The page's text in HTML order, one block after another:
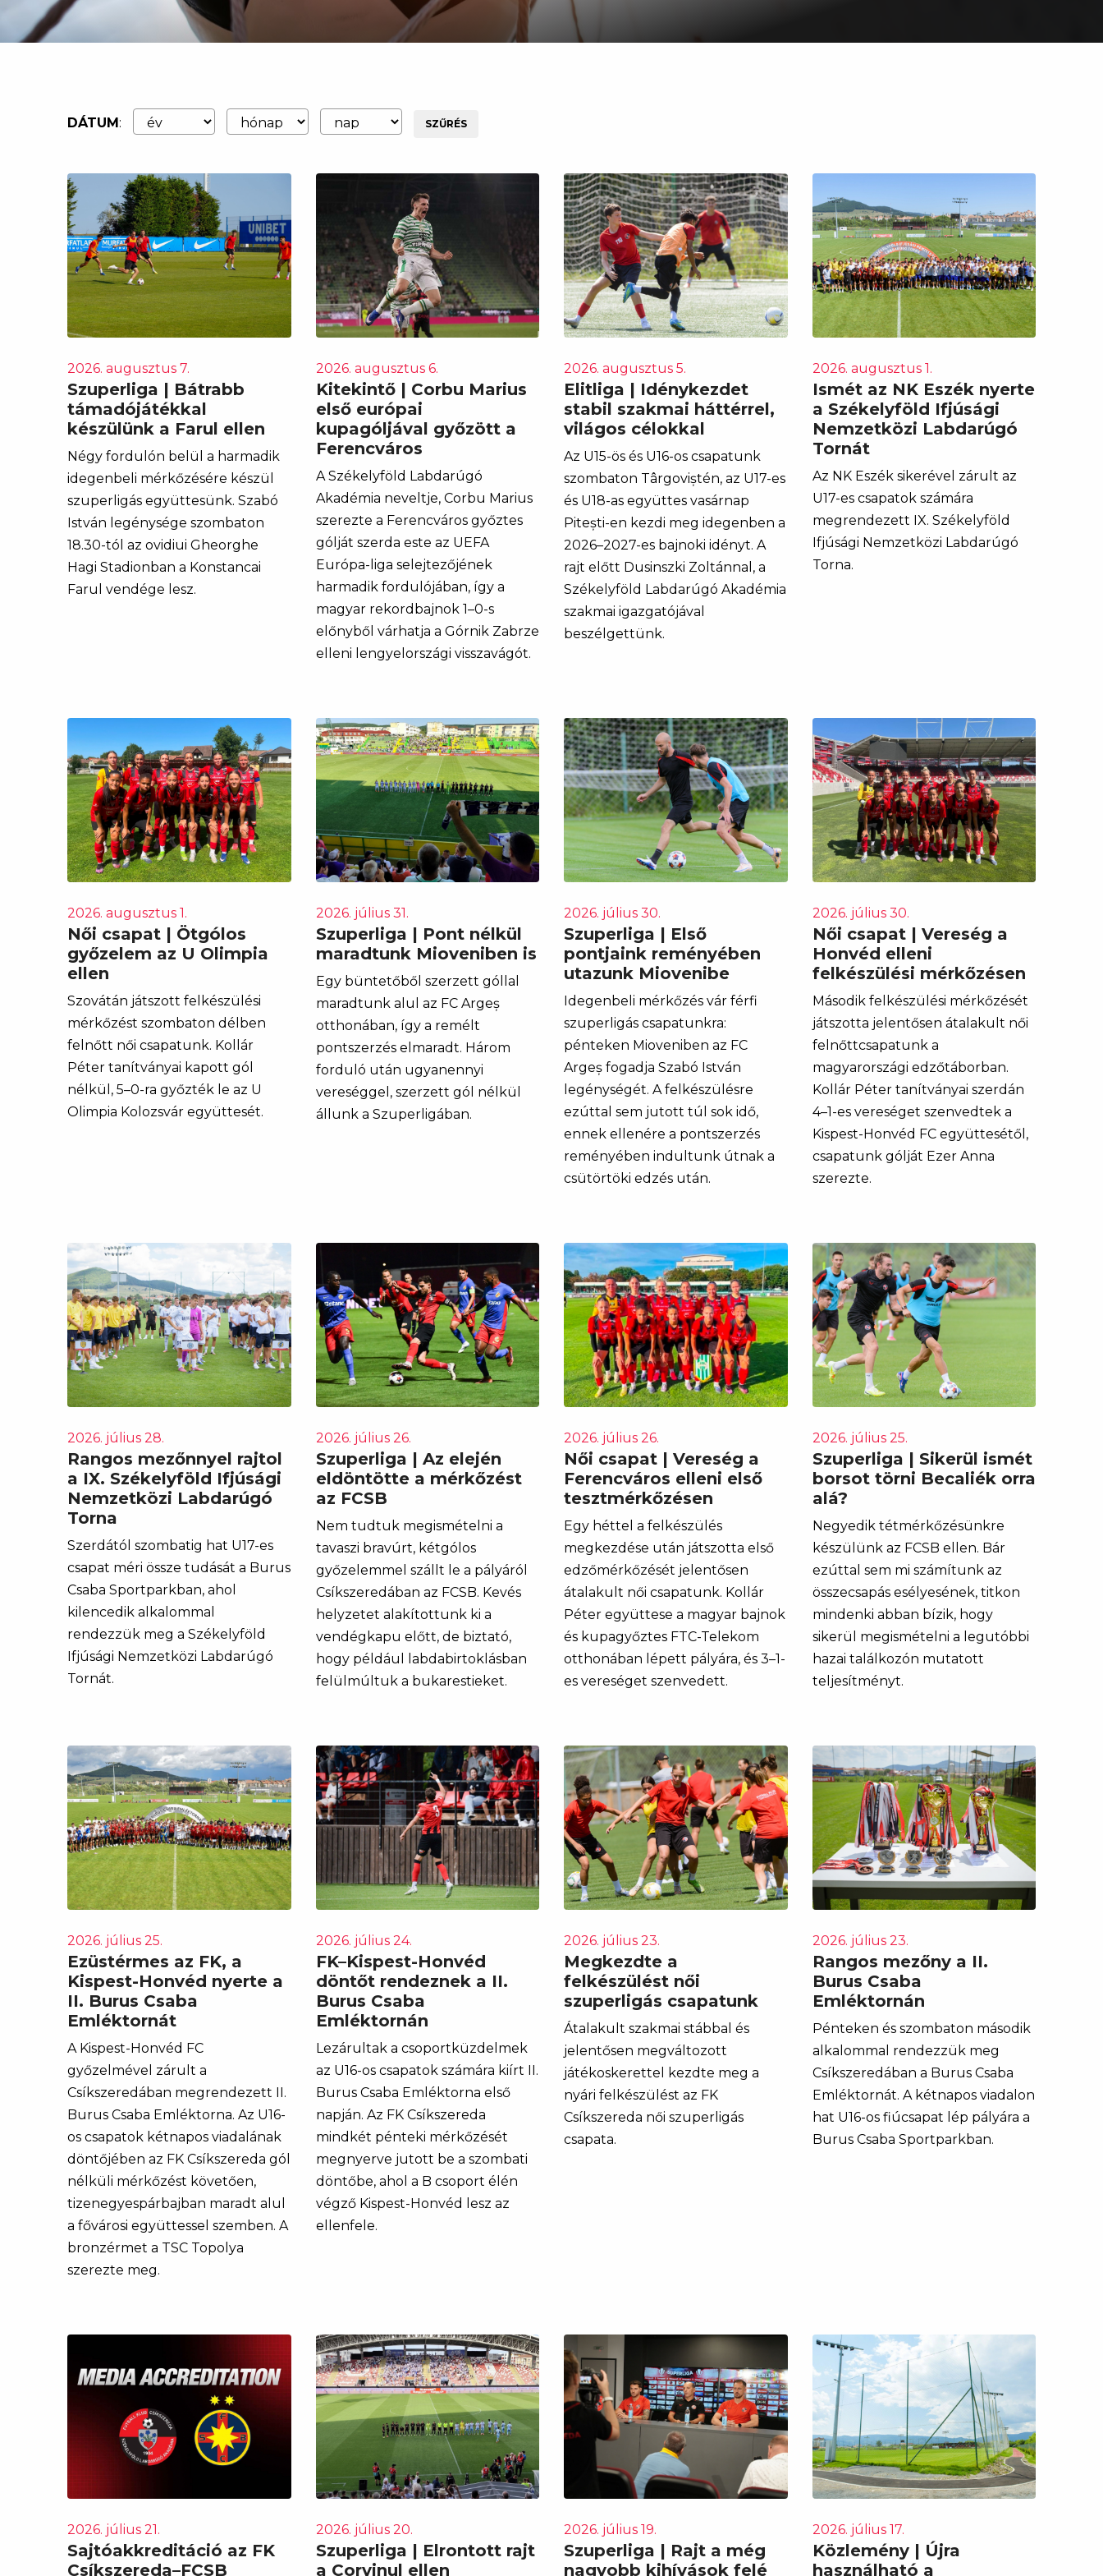
DÁTUM: SZŰRÉS
2026. augusztus 7.
Szuperliga | Bátrabb
támadójátékkal
készülünk a Farul ellen
Négy fordulón belül a harmadik
idegenbeli mérkőzésére készül
szuperligás együttesünk. Szabó
István legénysége szombaton
18.30-tól az ovidiui Gheorghe
Hagi Stadionban a Konstancai
Farul vendége lesz.
2026. augusztus 6.
Kitekintő | Corbu Marius
első európai
kupagóljával győzött a
Ferencváros
A Székelyföld Labdarúgó
Akadémia neveltje, Corbu Marius
szerezte a Ferencváros győztes
gólját szerda este az UEFA
Európa-liga selejtezőjének
harmadik fordulójában, így a
magyar rekordbajnok 1–0-s
előnyből várhatja a Górnik Zabrze
elleni lengyelországi visszavágót.
2026. augusztus 5.
Elitliga | Idénykezdet
stabil szakmai háttérrel,
világos célokkal
Az U15-ös és U16-os csapatunk
szombaton Târgoviștén, az U17-es
és U18-as együttes vasárnap
Pitești-en kezdi meg idegenben a
2026–2027-es bajnoki idényt. A
rajt előtt Dusinszki Zoltánnal, a
Székelyföld Labdarúgó Akadémia
szakmai igazgatójával
beszélgettünk.
2026. augusztus 1.
Ismét az NK Eszék nyerte
a Székelyföld Ifjúsági
Nemzetközi Labdarúgó
Tornát
Az NK Eszék sikerével zárult az
U17-es csapatok számára
megrendezett IX. Székelyföld
Ifjúsági Nemzetközi Labdarúgó
Torna.
2026. augusztus 1.
Női csapat | Ötgólos
győzelem az U Olimpia
ellen
Szovátán játszott felkészülési
mérkőzést szombaton délben
felnőtt női csapatunk. Kollár
Péter tanítványai kapott gól
nélkül, 5–0-ra győzték le az U
Olimpia Kolozsvár együttesét.
2026. július 31.
Szuperliga | Pont nélkül
maradtunk Mioveniben is
Egy büntetőből szerzett góllal
maradtunk alul az FC Argeș
otthonában, így a remélt
pontszerzés elmaradt. Három
forduló után ugyanennyi
vereséggel, szerzett gól nélkül
állunk a Szuperligában.
2026. július 30.
Szuperliga | Első
pontjaink reményében
utazunk Miovenibe
Idegenbeli mérkőzés vár férfi
szuperligás csapatunkra:
pénteken Mioveniben az FC
Argeș fogadja Szabó István
legénységét. A felkészülésre
ezúttal sem jutott túl sok idő,
ennek ellenére a pontszerzés
reményében indultunk útnak a
csütörtöki edzés után.
2026. július 30.
Női csapat | Vereség a
Honvéd elleni
felkészülési mérkőzésen
Második felkészülési mérkőzését
játszotta jelentősen átalakult női
felnőttcsapatunk a
magyarországi edzőtáborban.
Kollár Péter tanítványai szerdán
4–1-es vereséget szenvedtek a
Kispest-Honvéd FC együttesétől,
csapatunk gólját Ezer Anna
szerezte.
2026. július 28.
Rangos mezőnnyel rajtol
a IX. Székelyföld Ifjúsági
Nemzetközi Labdarúgó
Torna
Szerdától szombatig hat U17-es
csapat méri össze tudását a Burus
Csaba Sportparkban, ahol
kilencedik alkalommal
rendezzük meg a Székelyföld
Ifjúsági Nemzetközi Labdarúgó
Tornát.
2026. július 26.
Szuperliga | Az elején
eldöntötte a mérkőzést
az FCSB
Nem tudtuk megismételni a
tavaszi bravúrt, kétgólos
győzelemmel szállt le a pályáról
Csíkszeredában az FCSB. Kevés
helyzetet alakítottunk ki a
vendégkapu előtt, de biztató,
hogy például labdabirtoklásban
felülmúltuk a bukarestieket.
2026. július 26.
Női csapat | Vereség a
Ferencváros elleni első
tesztmérkőzésen
Egy héttel a felkészülés
megkezdése után játszotta első
edzőmérkőzését jelentősen
átalakult női csapatunk. Kollár
Péter együttese a magyar bajnok
és kupagyőztes FTC-Telekom
otthonában lépett pályára, és 3–1-
es vereséget szenvedett.
2026. július 25.
Szuperliga | Sikerül ismét
borsot törni Becaliék orra
alá?
Negyedik tétmérkőzésünkre
készülünk az FCSB ellen. Bár
ezúttal sem mi számítunk az
összecsapás esélyesének, titkon
mindenki abban bízik, hogy
sikerül megismételni a legutóbbi
hazai találkozón mutatott
teljesítményt.
2026. július 25.
Ezüstérmes az FK, a
Kispest-Honvéd nyerte a
II. Burus Csaba
Emléktornát
A Kispest-Honvéd FC
győzelmével zárult a
Csíkszeredában megrendezett II.
Burus Csaba Emléktorna. Az U16-
os csapatok kétnapos viadalának
döntőjében az FK Csíkszereda gól
nélküli mérkőzést követően,
tizenegyespárbajban maradt alul
a fővárosi együttessel szemben. A
bronzérmet a TSC Topolya
szerezte meg.
2026. július 24.
FK–Kispest-Honvéd
döntőt rendeznek a II.
Burus Csaba
Emléktornán
Lezárultak a csoportküzdelmek
az U16-os csapatok számára kiírt II.
Burus Csaba Emléktorna első
napján. Az FK Csíkszereda
mindkét pénteki mérkőzését
megnyerve jutott be a szombati
döntőbe, ahol a B csoport élén
végző Kispest-Honvéd lesz az
ellenfele.
2026. július 23.
Megkezdte a
felkészülést női
szuperligás csapatunk
Átalakult szakmai stábbal és
jelentősen megváltozott
játékoskerettel kezdte meg a
nyári felkészülést az FK
Csíkszereda női szuperligás
csapata.
2026. július 23.
Rangos mezőny a II.
Burus Csaba
Emléktornán
Pénteken és szombaton második
alkalommal rendezzük meg
Csíkszeredában a Burus Csaba
Emléktornát. A kétnapos viadalon
hat U16-os fiúcsapat lép pályára a
Burus Csaba Sportparkban.
2026. július 21.
Sajtóakkreditáció az FK
Csíkszereda–FCSB
2026. július 20.
Szuperliga | Elrontott rajt
a Corvinul ellen
2026. július 19.
Szuperliga | Rajt a még
nagyobb kihívások felé
2026. július 17.
Közlemény | Újra
használható a